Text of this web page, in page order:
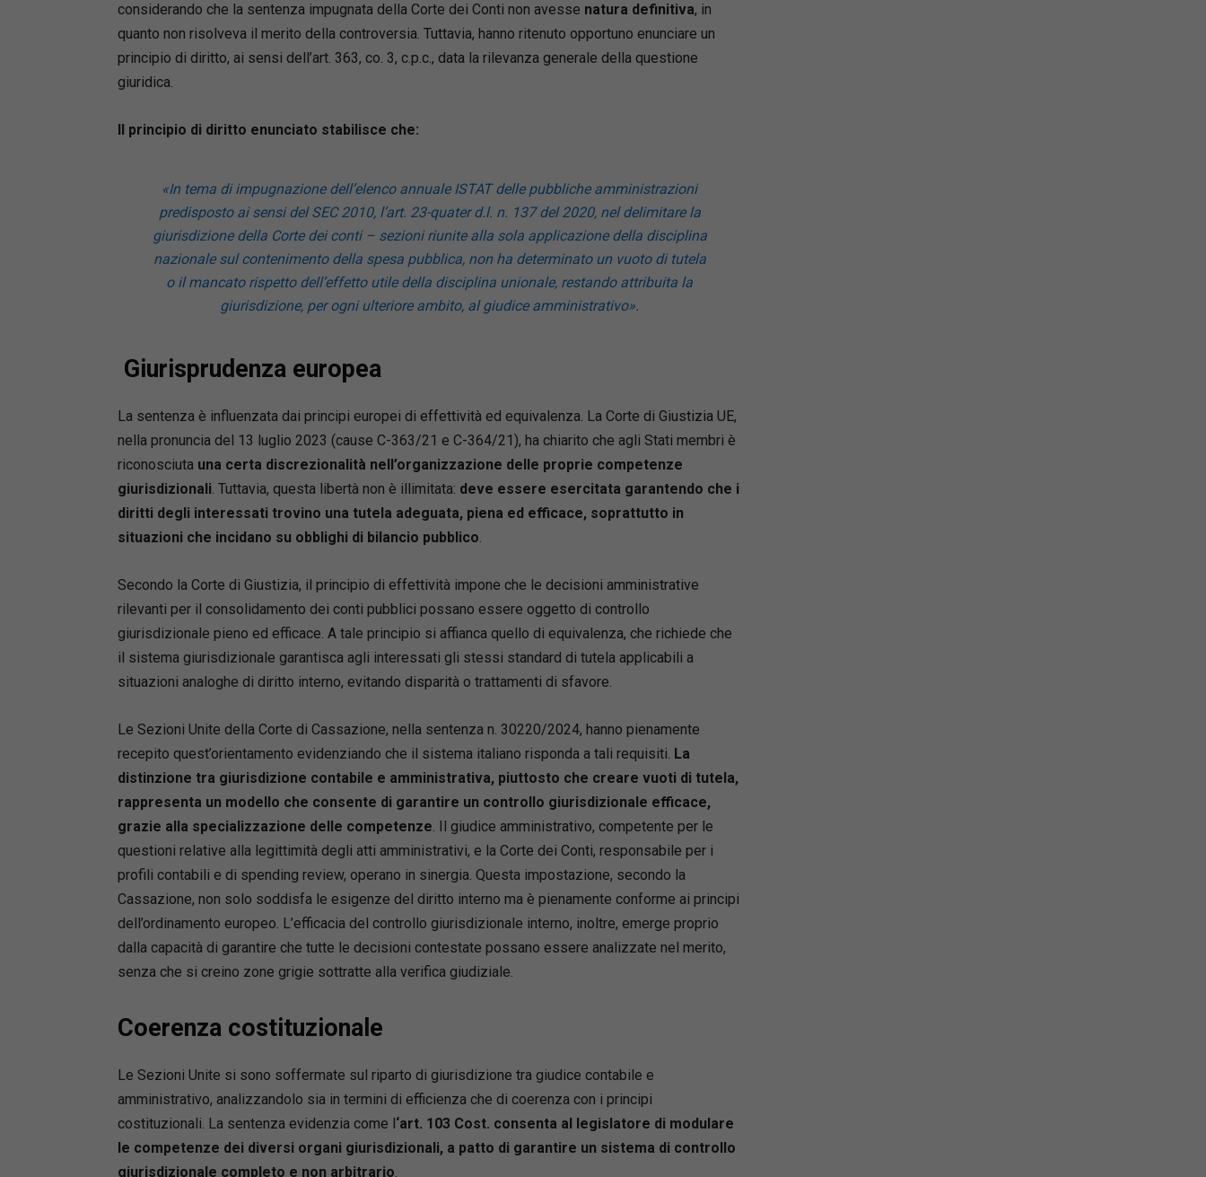
considerando che la sentenza impugnata della Corte dei Conti non avesse natura definitiva, in
quanto non risolveva il merito della controversia. Tuttavia, hanno ritenuto opportuno enunciare un
principio di diritto, ai sensi dell’art. 363, co. 3, c.p.c., data la rilevanza generale della questione
giuridica.
Il principio di diritto enunciato stabilisce che:
«In tema di impugnazione dell’elenco annuale ISTAT delle pubbliche amministrazioni
predisposto ai sensi del SEC 2010, l’art. 23-quater d.l. n. 137 del 2020, nel delimitare la
giurisdizione della Corte dei conti – sezioni riunite alla sola applicazione della disciplina
nazionale sul contenimento della spesa pubblica, non ha determinato un vuoto di tutela
o il mancato rispetto dell’effetto utile della disciplina unionale, restando attribuita la
giurisdizione, per ogni ulteriore ambito, al giudice amministrativo».
Giurisprudenza europea
La sentenza è influenzata dai principi europei di effettività ed equivalenza. La Corte di Giustizia UE,
nella pronuncia del 13 luglio 2023 (cause C-363/21 e C-364/21), ha chiarito che agli Stati membri è
riconosciuta una certa discrezionalità nell’organizzazione delle proprie competenze
giurisdizionali. Tuttavia, questa libertà non è illimitata: deve essere esercitata garantendo che i
diritti degli interessati trovino una tutela adeguata, piena ed efficace, soprattutto in
situazioni che incidano su obblighi di bilancio pubblico.
Secondo la Corte di Giustizia, il principio di effettività impone che le decisioni amministrative
rilevanti per il consolidamento dei conti pubblici possano essere oggetto di controllo
giurisdizionale pieno ed efficace. A tale principio si affianca quello di equivalenza, che richiede che
il sistema giurisdizionale garantisca agli interessati gli stessi standard di tutela applicabili a
situazioni analoghe di diritto interno, evitando disparità o trattamenti di sfavore.
Le Sezioni Unite della Corte di Cassazione, nella sentenza n. 30220/2024, hanno pienamente
recepito quest’orientamento evidenziando che il sistema italiano risponda a tali requisiti. La
distinzione tra giurisdizione contabile e amministrativa, piuttosto che creare vuoti di tutela,
rappresenta un modello che consente di garantire un controllo giurisdizionale efficace,
grazie alla specializzazione delle competenze. Il giudice amministrativo, competente per le
questioni relative alla legittimità degli atti amministrativi, e la Corte dei Conti, responsabile per i
profili contabili e di spending review, operano in sinergia. Questa impostazione, secondo la
Cassazione, non solo soddisfa le esigenze del diritto interno ma è pienamente conforme ai principi
dell’ordinamento europeo. L’efficacia del controllo giurisdizionale interno, inoltre, emerge proprio
dalla capacità di garantire che tutte le decisioni contestate possano essere analizzate nel merito,
senza che si creino zone grigie sottratte alla verifica giudiziale.
Coerenza costituzionale
Le Sezioni Unite si sono soffermate sul riparto di giurisdizione tra giudice contabile e
amministrativo, analizzandolo sia in termini di efficienza che di coerenza con i principi
costituzionali. La sentenza evidenzia come l‘art. 103 Cost. consenta al legislatore di modulare
le competenze dei diversi organi giurisdizionali, a patto di garantire un sistema di controllo
giurisdizionale completo e non arbitrario.